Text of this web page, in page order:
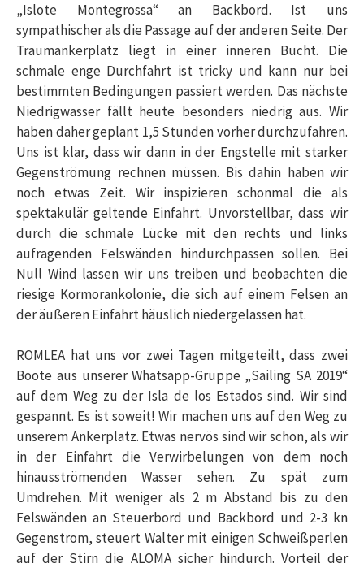
„Islote Montegrossa“ an Backbord. Ist uns
sympathischer als die Passage auf der anderen Seite. Der
Traumankerplatz liegt in einer inneren Bucht. Die
schmale enge Durchfahrt ist tricky und kann nur bei
bestimmten Bedingungen passiert werden. Das nächste
Niedrigwasser fällt heute besonders niedrig aus. Wir
haben daher geplant 1,5 Stunden vorher durchzufahren.
Uns ist klar, dass wir dann in der Engstelle mit starker
Gegenströmung rechnen müssen. Bis dahin haben wir
noch etwas Zeit. Wir inspizieren schonmal die als
spektakulär geltende Einfahrt. Unvorstellbar, dass wir
durch die schmale Lücke mit den rechts und links
aufragenden Felswänden hindurchpassen sollen. Bei
Null Wind lassen wir uns treiben und beobachten die
riesige Kormorankolonie, die sich auf einem Felsen an
der äußeren Einfahrt häuslich niedergelassen hat.
ROMLEA hat uns vor zwei Tagen mitgeteilt, dass zwei
Boote aus unserer Whatsapp-Gruppe „Sailing SA 2019“
auf dem Weg zu der Isla de los Estados sind. Wir sind
gespannt. Es ist soweit! Wir machen uns auf den Weg zu
unserem Ankerplatz. Etwas nervös sind wir schon, als wir
in der Einfahrt die Verwirbelungen von dem noch
hinausströmenden Wasser sehen. Zu spät zum
Umdrehen. Mit weniger als 2 m Abstand bis zu den
Felswänden an Steuerbord und Backbord und 2-3 kn
Gegenstrom, steuert Walter mit einigen Schweißperlen
auf der Stirn die ALOMA sicher hindurch. Vorteil der